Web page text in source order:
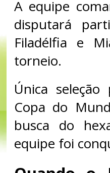
A equipe
disputará
Filadélfia e
torneio.
Única
Copa do
busca do
equipe foi